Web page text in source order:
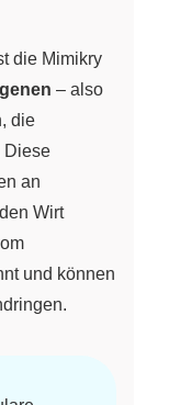
die Mimikry
– also
die
Diese
an
Wirt
und können